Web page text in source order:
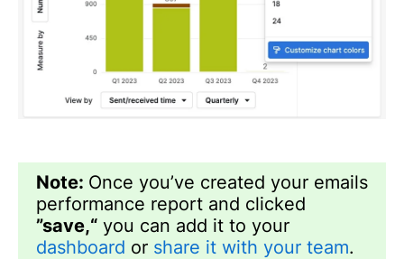
Note: Once you’ve created your emails
performance report and clicked
”save,“ you can add it to your
dashboard or share it with your team.